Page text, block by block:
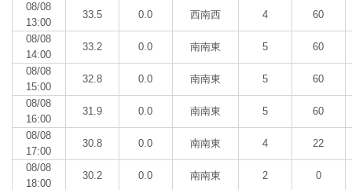
08/08
13:00
33.5 0.0 西南西 4 60
08/08
14:00
33.2 0.0 南南東 5 60
08/08
15:00
32.8 0.0 南南東 5 60
08/08
16:00
31.9 0.0 南南東 5 60
08/08
17:00
30.8 0.0 南南東 4 22
08/08
18:00
30.2 0.0 南南東 2 0